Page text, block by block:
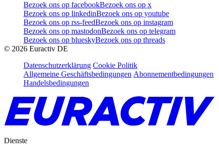
Bezoek ons op facebookBezoek ons op x
Bezoek ons op linkedinBezoek ons op youtube
Bezoek ons op rss-feedBezoek ons op instagram
Bezoek ons op mastodonBezoek ons op telegram
Bezoek ons op blueskyBezoek ons op threads
© 2026 Euractiv DE
Datenschutzerklärung Cookie Politik
Allgemeine Geschäftsbedingungen Abonnementbedingungen
Handelsbedingungen
Dienste